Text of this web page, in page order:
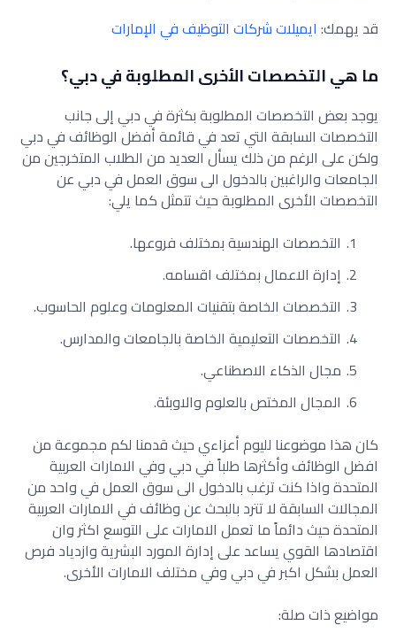
قد يهمك: ايميلات شركات التوظيف في الإمارات
ما هي التخصصات الأخرى المطلوبة في دبي؟
يوجد بعض التخصصات المطلوبة بكثرة في دبي إلى جانب
التخصصات السابقة التي تعد في قائمة أفضل الوظائف في دبي
ولكن على الرغم من ذلك يسأل العديد من الطلاب المتخرجين من
الجامعات والراغبين بالدخول الى سوق العمل في دبي عن
التخصصات الأخرى المطلوبة حيث تتمثل كما يلي:
التخصصات الهندسية بمختلف فروعها.
إدارة الاعمال بمختلف اقسامه.
التخصصات الخاصة بتقنيات المعلومات وعلوم الحاسوب.
التخصصات التعليمية الخاصة بالجامعات والمدارس.
مجال الذكاء الاصطناعي.
المجال المختص بالعلوم والاوبئة.
كان هذا موضوعنا لليوم أعزاءي حيث قدمنا لكم مجموعة من
افضل الوظائف وأكثرها طلباً في دبي وفي الامارات العربية
المتحدة واذا كنت ترغب بالدخول الى سوق العمل في واحد من
المجالات السابقة لا تترد بالبحث عن وظائف في الامارات العربية
المتحدة حيث دائماً ما تعمل الامارات على التوسع اكثر وان
اقتصادها القوي يساعد على إدارة المورد البشرية وازدياد فرص
العمل بشكل اكبر في دبي وفي مختلف الامارات الأخرى.
مواضيع ذات صلة: